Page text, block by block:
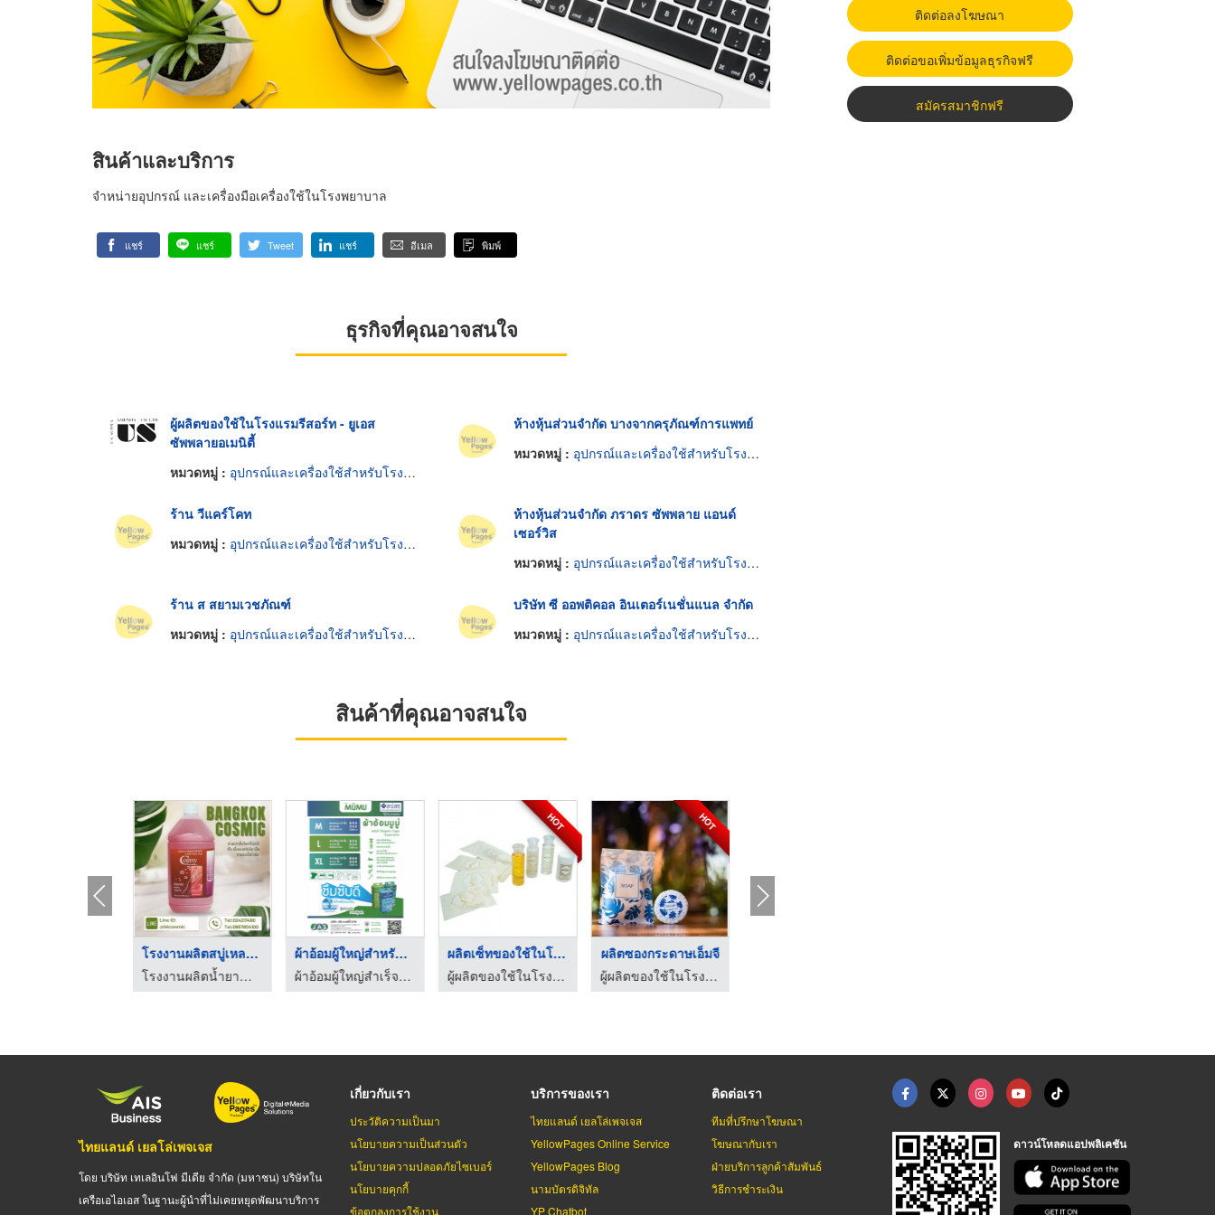
สินค้าและบริการ
จำหน่ายอุปกรณ์ และเครื่องมือเครื่องใช้ในโรงพยาบาล
แชร์ แชร์ Tweet แชร์ อีเมล พิมพ์
ธุรกิจที่คุณอาจสนใจ
ผู้ผลิตของใช้ในโรงแรมรีสอร์ท - ยูเอส
ซัพพลายอเมนิตี้
หมวดหมู่ : อุปกรณ์และเครื่องใช้สำหรับโรงพยาบาล
ห้างหุ้นส่วนจำกัด บางจากครุภัณฑ์การแพทย์
หมวดหมู่ : อุปกรณ์และเครื่องใช้สำหรับโรงพยาบาล
ร้าน วีแคร์โคท
หมวดหมู่ : อุปกรณ์และเครื่องใช้สำหรับโรงพยาบาล
ห้างหุ้นส่วนจำกัด ภราดร ซัพพลาย แอนด์
เซอร์วิส
หมวดหมู่ : อุปกรณ์และเครื่องใช้สำหรับโรงพยาบาล
ร้าน ส สยามเวชภัณฑ์
หมวดหมู่ : อุปกรณ์และเครื่องใช้สำหรับโรงพยาบาล
บริษัท ซี ออพติคอล อินเตอร์เนชั่นแนล จำกัด
หมวดหมู่ : อุปกรณ์และเครื่องใช้สำหรับโรงพยาบาล
สินค้าที่คุณอาจสนใจ
โรงงานผลิตสบู่เหลวล้ ...
โรงงานผลิตน้ำยาทำความสะอาด Bangkok cosmic
ผ้าอ้อมผู้ใหญ่สำหรับ ...
ผ้าอ้อมผู้ใหญ่สำเร็จรูป ตรา MUMU
HOT
ผลิตเซ็ทของใช้ในโรงพ ...
ผู้ผลิตของใช้ในโรงแรมรีสอร์ท - ยูเอสซัพพลายอเมนิตี้
HOT
ผลิตซองกระดาษเอ็มจี
ผู้ผลิตของใช้ในโรงแรมรีสอร์ท - ยูเอสซัพพลายอเมนิตี้
ติดต่อลงโฆษณา
ติดต่อขอเพิ่มข้อมูลธุรกิจฟรี
สมัครสมาชิกฟรี
ไทยแลนด์ เยลโล่เพจเจส
โดย บริษัท เทเลอินโฟ มีเดีย จำกัด (มหาชน) บริษัทใน
เครือเอไอเอส ในฐานะผู้นำที่ไม่เคยหยุดพัฒนาบริการ
เกี่ยวกับเรา
ประวัติความเป็นมา
นโยบายความเป็นส่วนตัว
นโยบายความปลอดภัยไซเบอร์
นโยบายคุกกี้
ข้อตกลงการใช้งาน
บริการของเรา
ไทยแลนด์ เยลโล่เพจเจส
YellowPages Online Service
YellowPages Blog
นามบัตรดิจิทัล
YP Chatbot
ติดต่อเรา
ทีมที่ปรึกษาโฆษณา
โฆษณากับเรา
ฝ่ายบริการลูกค้าสัมพันธ์
วิธีการชำระเงิน
ดาวน์โหลดแอปพลิเคชัน